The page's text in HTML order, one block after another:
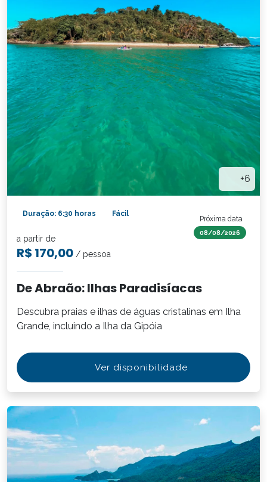
+6
Próxima data
08/08/2026
Duração: 6:30 horas Fácil
a partir de
R$ 170,00 / pessoa
De Abraão: Ilhas Paradisíacas
Descubra praias e ilhas de águas cristalinas em Ilha
Grande, incluindo a Ilha da Gipóia
Ver disponibilidade